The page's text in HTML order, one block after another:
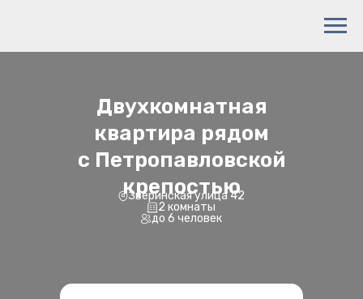
Двухкомнатная
квартира рядом
с Петропавловской
крепостью
Зверинская улица 42
2 комнаты
до 6 человек